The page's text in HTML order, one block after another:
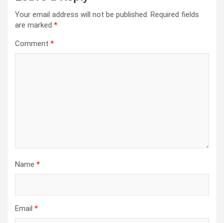
Your email address will not be published. Required fields
are marked *
Comment *
Name *
Email *